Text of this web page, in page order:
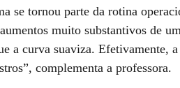
se tornou parte da rotina
muito substantivos de
a curva suaviza. Efetivamente,
complementa a professora.